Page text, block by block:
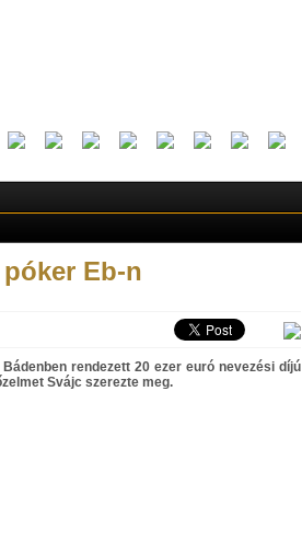
Eb-n
rendezett 20 ezer euró nevezési díjú
Svájc szerezte meg.